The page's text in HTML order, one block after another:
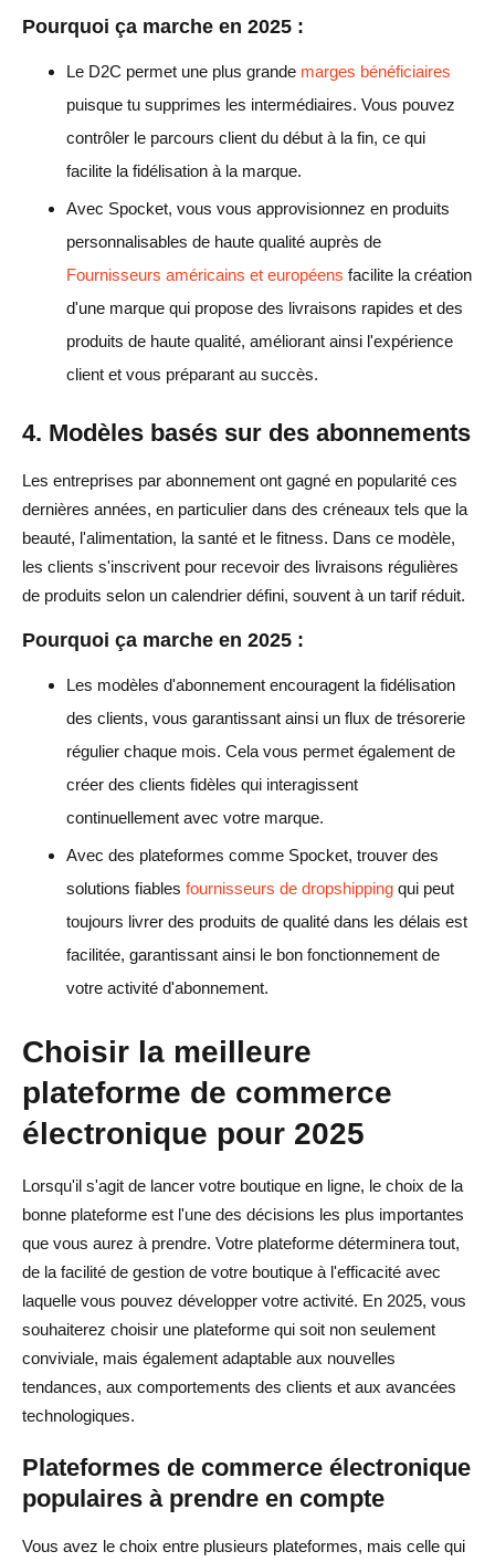
Pourquoi ça marche en 2025 :
Le D2C permet une plus grande marges bénéficiaires
puisque tu supprimes les intermédiaires. Vous pouvez
contrôler le parcours client du début à la fin, ce qui
facilite la fidélisation à la marque.
Avec Spocket, vous vous approvisionnez en produits
personnalisables de haute qualité auprès de
Fournisseurs américains et européens facilite la création
d'une marque qui propose des livraisons rapides et des
produits de haute qualité, améliorant ainsi l'expérience
client et vous préparant au succès.
4. Modèles basés sur des abonnements
Les entreprises par abonnement ont gagné en popularité ces
dernières années, en particulier dans des créneaux tels que la
beauté, l'alimentation, la santé et le fitness. Dans ce modèle,
les clients s'inscrivent pour recevoir des livraisons régulières
de produits selon un calendrier défini, souvent à un tarif réduit.
Pourquoi ça marche en 2025 :
Les modèles d'abonnement encouragent la fidélisation
des clients, vous garantissant ainsi un flux de trésorerie
régulier chaque mois. Cela vous permet également de
créer des clients fidèles qui interagissent
continuellement avec votre marque.
Avec des plateformes comme Spocket, trouver des
solutions fiables fournisseurs de dropshipping qui peut
toujours livrer des produits de qualité dans les délais est
facilitée, garantissant ainsi le bon fonctionnement de
votre activité d'abonnement.
Choisir la meilleure
plateforme de commerce
électronique pour 2025
Lorsqu'il s'agit de lancer votre boutique en ligne, le choix de la
bonne plateforme est l'une des décisions les plus importantes
que vous aurez à prendre. Votre plateforme déterminera tout,
de la facilité de gestion de votre boutique à l'efficacité avec
laquelle vous pouvez développer votre activité. En 2025, vous
souhaiterez choisir une plateforme qui soit non seulement
conviviale, mais également adaptable aux nouvelles
tendances, aux comportements des clients et aux avancées
technologiques.
Plateformes de commerce électronique
populaires à prendre en compte
Vous avez le choix entre plusieurs plateformes, mais celle qui